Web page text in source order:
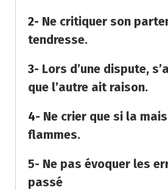
2- Ne critiquer son
tendresse.
3- Lors d’une dispute,
que l’autre ait raison.
4- Ne crier que si la
flammes.
5- Ne pas évoquer les
passé